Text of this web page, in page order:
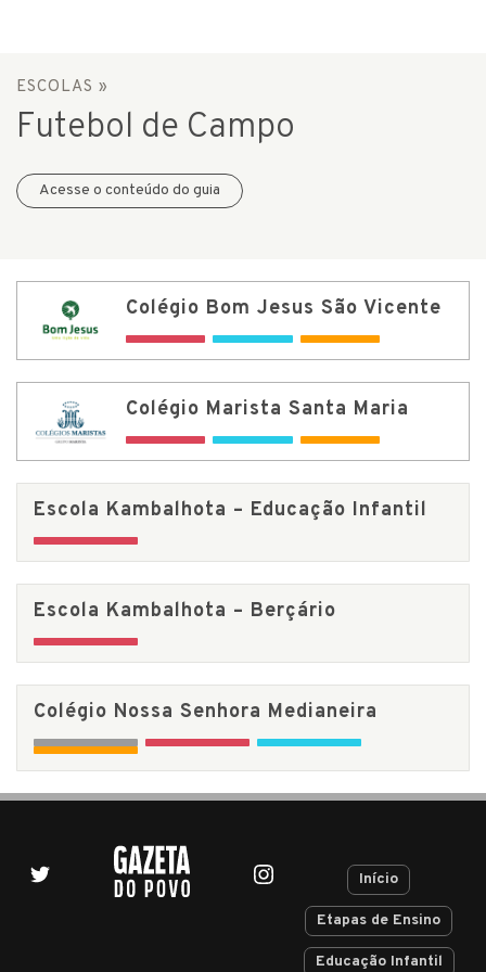
ESCOLAS »
Futebol de Campo
Acesse o conteúdo do guia
Colégio Bom Jesus São Vicente
Colégio Marista Santa Maria
Escola Kambalhota – Educação Infantil
Escola Kambalhota – Berçário
Colégio Nossa Senhora Medianeira
Início
Etapas de Ensino
Educação Infantil